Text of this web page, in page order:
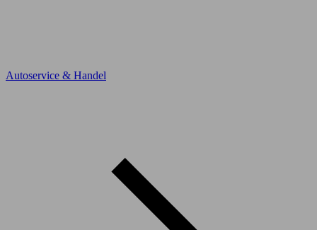
Autoservice & Handel